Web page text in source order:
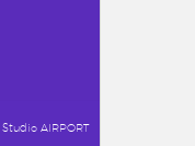
Studio AIRPORT